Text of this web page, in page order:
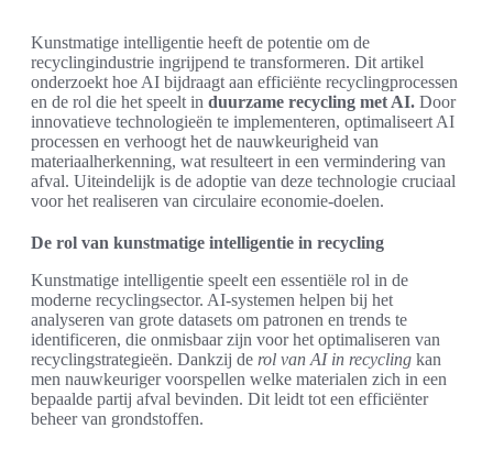
Kunstmatige intelligentie heeft de potentie om de
recyclingindustrie ingrijpend te transformeren. Dit artikel
onderzoekt hoe AI bijdraagt aan efficiënte recyclingprocessen
en de rol die het speelt in duurzame recycling met AI. Door
innovatieve technologieën te implementeren, optimaliseert AI
processen en verhoogt het de nauwkeurigheid van
materiaalherkenning, wat resulteert in een vermindering van
afval. Uiteindelijk is de adoptie van deze technologie cruciaal
voor het realiseren van circulaire economie-doelen.
De rol van kunstmatige intelligentie in recycling
Kunstmatige intelligentie speelt een essentiële rol in de
moderne recyclingsector. AI-systemen helpen bij het
analyseren van grote datasets om patronen en trends te
identificeren, die onmisbaar zijn voor het optimaliseren van
recyclingstrategieën. Dankzij de rol van AI in recycling kan
men nauwkeuriger voorspellen welke materialen zich in een
bepaalde partij afval bevinden. Dit leidt tot een efficiënter
beheer van grondstoffen.